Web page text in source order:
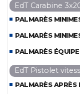
EdT Carabine
PALMARÈS
PALMARÈS
PALMARÈS
EdT Pistolet
PALMARÈS APRÈS